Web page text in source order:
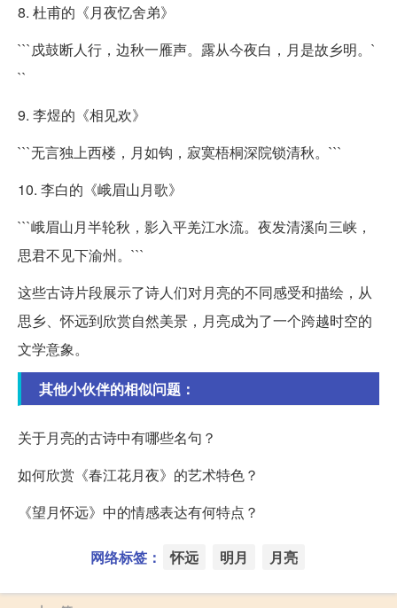
8. 杜甫的《月夜忆舍弟》
```戍鼓断人行，边秋一雁声。露从今夜白，月是故乡明。`
``
9. 李煜的《相见欢》
```无言独上西楼，月如钩，寂寞梧桐深院锁清秋。```
10. 李白的《峨眉山月歌》
```峨眉山月半轮秋，影入平羌江水流。夜发清溪向三峡，
思君不见下渝州。```
这些古诗片段展示了诗人们对月亮的不同感受和描绘，从
思乡、怀远到欣赏自然美景，月亮成为了一个跨越时空的
文学意象。
其他小伙伴的相似问题：
关于月亮的古诗中有哪些名句？
如何欣赏《春江花月夜》的艺术特色？
《望月怀远》中的情感表达有何特点？
网络标签： 怀远 明月 月亮